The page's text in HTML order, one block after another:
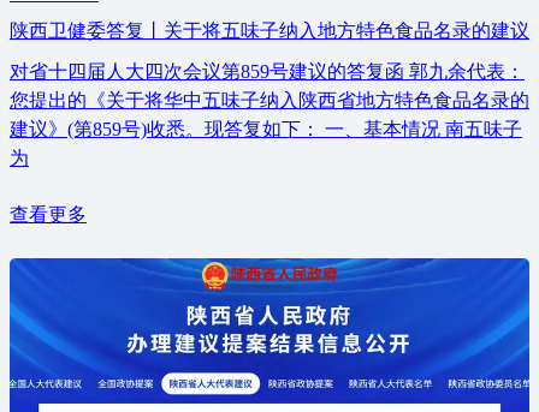
陕西卫健委答复丨关于将五味子纳入地方特色食品名录的建议
对省十四届人大四次会议第859号建议的答复函 郭九余代表：
您提出的《关于将华中五味子纳入陕西省地方特色食品名录的
建议》(第859号)收悉。现答复如下： 一、基本情况 南五味子
为
查看更多